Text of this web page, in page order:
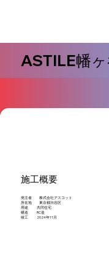
ASTILE幡
施工概要
発注者 株式会社アスコット
所在地 東京都渋谷区
用途 共同住宅
構造 RC造
竣工 2024年11月